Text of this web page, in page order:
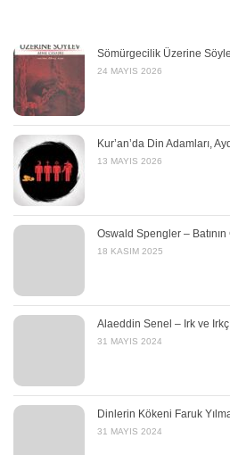
Sömürgecilik Üzerine
24 MAYIS 2026
Kur’an’da Din Adamları,
13 MAYIS 2026
Oswald Spengler – Batının
18 KASIM 2025
Alaeddin Senel – Irk ve
31 MAYIS 2024
Dinlerin Kökeni Faruk
31 MAYIS 2024